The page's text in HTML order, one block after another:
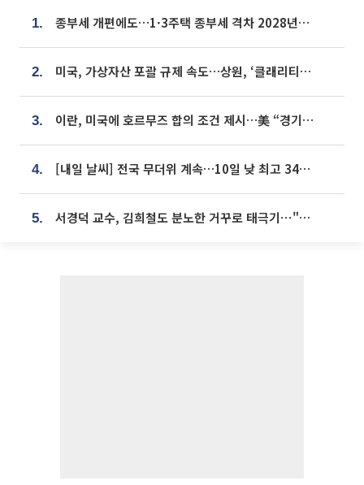
1. 종부세 개편에도…1·3주택 종부세 격차 2028년부터 확대
2. 미국, 가상자산 포괄 규제 속도…상원, ‘클래리티법’ 9월 절차투표 추진
3. 이란, 미국에 호르무즈 합의 조건 제시…美 “경기 아직 안 끝나” [종합]
4. [내일 날씨] 전국 무더위 계속…10일 낮 최고 34도 육박
5. 서경덕 교수, 김희철도 분노한 거꾸로 태극기⋯"엉터리는 아냐, 아쉬울 뿐"